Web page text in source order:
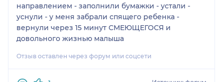
направлением - заполнили бумажки - устали -
уснули - у меня забрали спящего ребенка -
вернули через 15 минут СМЕЮЩЕГОСЯ и
довольного жизнью малыша
Отзыв оставлен через форум или соцсети